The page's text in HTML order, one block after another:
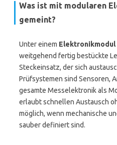
Was ist mit modularen
gemeint?
Unter einem Elektronikmodul
weitgehend fertig bestückte
Steckeinsatz, der sich
Prüfsystemen sind Sensoren,
gesamte Messelektronik als
erlaubt schnellen Austausch
möglich, wenn mechanische
sauber definiert sind.